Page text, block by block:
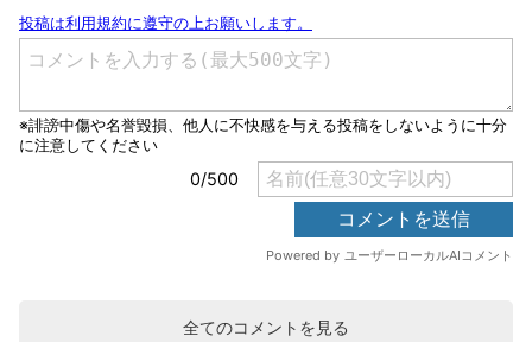
全てのコメントを見る